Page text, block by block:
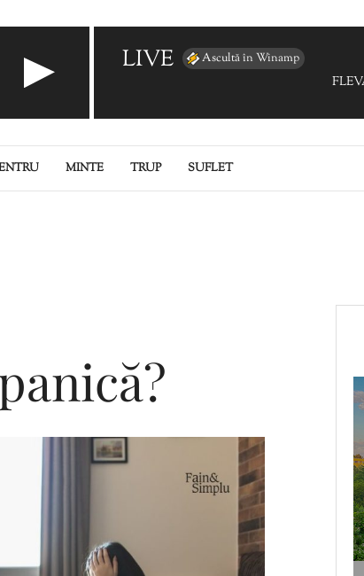
LIVE Ascultă în Winamp
MINTE TRUP SUFLET
Editorial Mihai
Morar: CUM L-AM
SALVAT PE FĂT-
FRUMOS